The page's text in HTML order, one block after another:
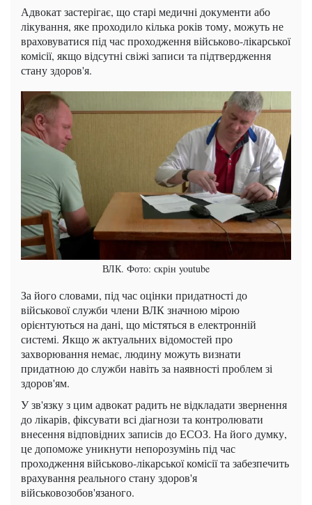
Адвокат застерігає, що старі медичні документи або
лікування, яке проходило кілька років тому, можуть не
враховуватися під час проходження військово-лікарської
комісії, якщо відсутні свіжі записи та підтвердження
стану здоров'я.
ВЛК. Фото: скрін youtube
За його словами, під час оцінки придатності до
військової служби члени ВЛК значною мірою
орієнтуються на дані, що містяться в електронній
системі. Якщо ж актуальних відомостей про
захворювання немає, людину можуть визнати
придатною до служби навіть за наявності проблем зі
здоров'ям.
У зв'язку з цим адвокат радить не відкладати звернення
до лікарів, фіксувати всі діагнози та контролювати
внесення відповідних записів до ЕСОЗ. На його думку,
це допоможе уникнути непорозумінь під час
проходження військово-лікарської комісії та забезпечить
врахування реального стану здоров'я
військовозобов'язаного.